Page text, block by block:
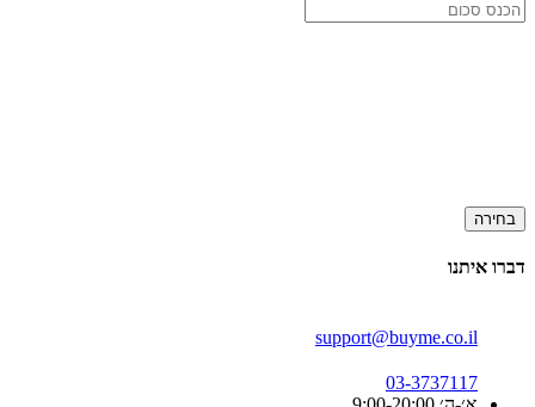
בחירה
דברו איתנו
support@buyme.co.il
03-3737117